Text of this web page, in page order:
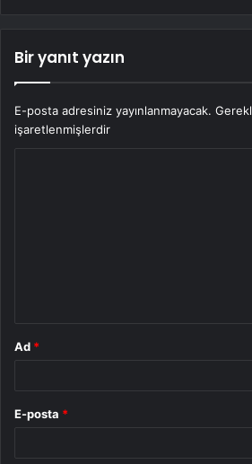
Bir yanıt yazın
E-posta adresiniz yayınlanmayacak.
işaretlenmişlerdir
Ad *
E-posta *